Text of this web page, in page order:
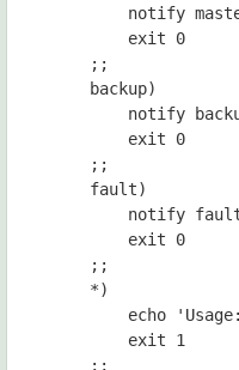
notify
        exit 0
    ;;
    backup)
notify
        exit 0
    ;;
    fault)
notify
        exit 0
    ;;
    *)
echo
        exit 1
    ;;